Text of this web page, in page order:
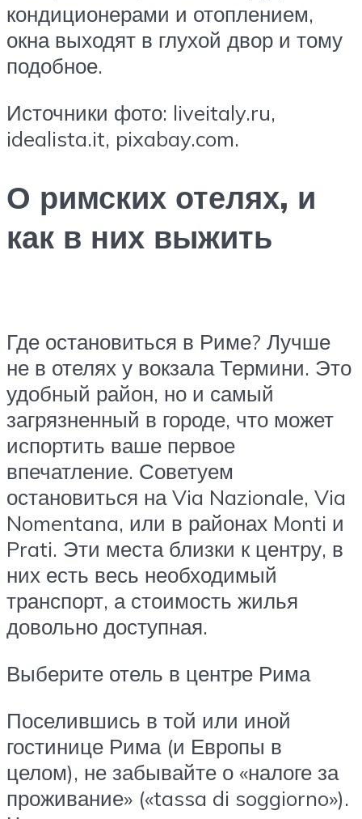
кондиционерами и отоплением,
окна выходят в глухой двор и тому
подобное.
Источники фото: liveitaly.ru,
idealista.it, pixabay.com.
О римских отелях, и
как в них выжить
Где остановиться в Риме? Лучше
не в отелях у вокзала Термини. Это
удобный район, но и самый
загрязненный в городе, что может
испортить ваше первое
впечатление. Советуем
остановиться на Via Nazionale, Via
Nomentana, или в районах Monti и
Prati. Эти места близки к центру, в
них есть весь необходимый
транспорт, а стоимость жилья
довольно доступная.
Выберите отель в центре Рима
Поселившись в той или иной
гостинице Рима (и Европы в
целом), не забывайте о «налоге за
проживание» («tassa di soggiorno»).